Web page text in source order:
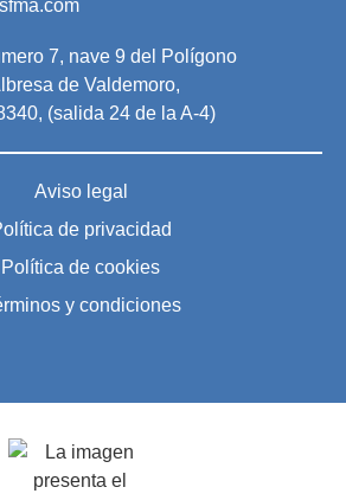
Aviso legal
de privacidad
Política de cookies
y condiciones
7, nave 9 del Polígono
de Valdemoro,
(salida 24 de la A-4)